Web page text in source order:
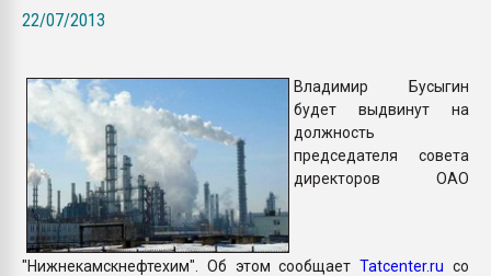
22/07/2013
Владимир Бусыгин
будет выдвинут на
должность
председателя совета
директоров ОАО
"Нижнекамскнефтехим". Об этом сообщаетTatcenter.ru со